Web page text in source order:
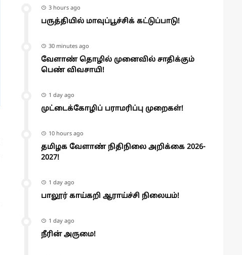
3 hours ago
பருத்தியில் மாவுப்பூச்சிக் கட்டுப்பாடு!
30 minutes ago
வேளாண் தொழில் முனைவில் சாதிக்கும்
பெண் விவசாயி!
1 day ago
முட்டைக்கோழிப் பராமரிப்பு முறைகள்!
10 hours ago
தமிழக வேளாண் நிதிநிலை அறிக்கை 2026-
2027!
1 day ago
பாலூர் காய்கறி ஆராய்ச்சி நிலையம்!
1 day ago
நீரின் அருமை!